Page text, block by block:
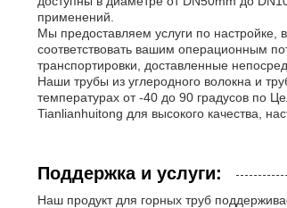
применений.
Мы предоставляем услуги по
соответствовать вашим операционным
транспортировки, доставленные
Наши трубы из углеродного волокна и
температурах от -40 до 90 градусов по
Tianlianhuitong для высокого качества,
Поддержка и услуги:
Наш продукт для горных труб